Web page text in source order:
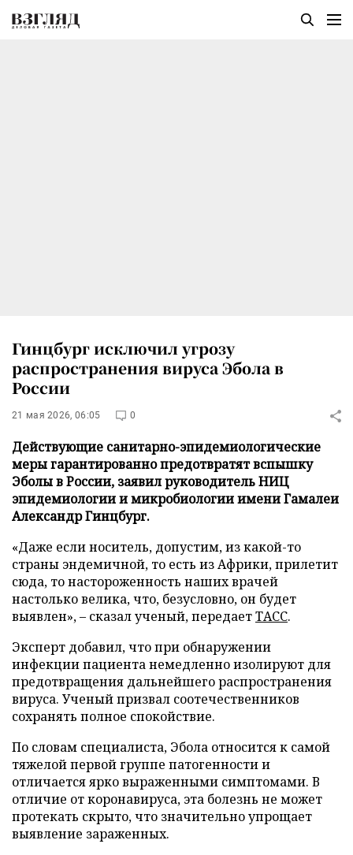
Гинцбург исключил угрозу
распространения вируса Эбола в
России
21 мая 2026, 06:05 0
Действующие санитарно-эпидемиологические
меры гарантированно предотвратят вспышку
Эболы в России, заявил руководитель НИЦ
эпидемиологии и микробиологии имени Гамалеи
Александр Гинцбург.
«Даже если носитель, допустим, из какой-то
страны эндемичной, то есть из Африки, прилетит
сюда, то настороженность наших врачей
настолько велика, что, безусловно, он будет
выявлен», – сказал ученый, передаетТАСС.
Эксперт добавил, что при обнаружении
инфекции пациента немедленно изолируют для
предотвращения дальнейшего распространения
вируса. Ученый призвал соотечественников
сохранять полное спокойствие.
По словам специалиста, Эбола относится к самой
тяжелой первой группе патогенности и
отличается ярко выраженными симптомами. В
отличие от коронавируса, эта болезнь не может
протекать скрыто, что значительно упрощает
выявление зараженных.